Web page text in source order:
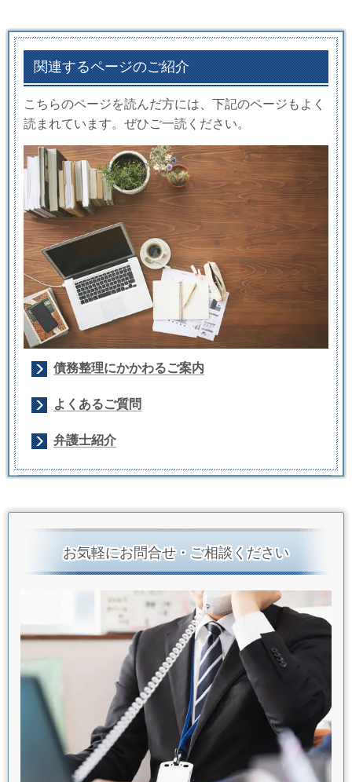
関連するページのご紹介
こちらのページを読んだ方には、下記のページもよく
読まれています。ぜひご一読ください。
債務整理にかかわるご案内
よくあるご質問
弁護士紹介
お気軽にお問合せ・ご相談ください